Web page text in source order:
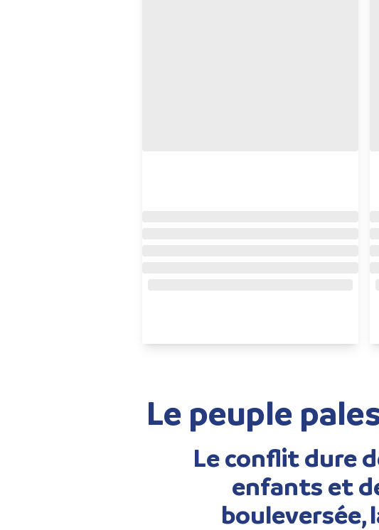
Le peuple
Le conflit dure
enfants et
bouleversée,